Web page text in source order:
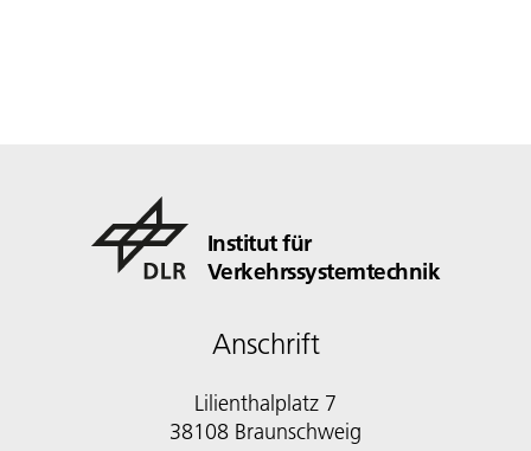
Institut für
Verkehrssystemtechnik
Anschrift
Lilienthalplatz 7
38108 Braunschweig